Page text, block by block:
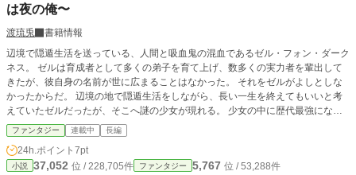
は夜の俺〜
渡琉兎
書籍情報
辺境で隠遁生活を送っている、人間と吸血鬼の混血であるゼル・フォン・ダーク
ネス。 ゼルは育成者として多くの弟子を育て上げ、数多くの実力者を輩出して
きたが、彼自身の名前が世に広まることはなかった。 それをゼルがよしとしな
かったからだ。 辺境の地で隠遁生活をしながら、長い一生を終えてもいいと考
えていたゼルだったが、そこへ謎の少女が現れる。 少女の中に歴代最強になり
得る才能を確認したゼルは、少女――アリアを最後の弟子にと決めて、彼女を育
て、どれだけの高みまで至れるのか、育成者として確かめることにした。 混血
の育成者ゼルと、歴代最強の才能を秘めたアリア。 これは、日の下では力を発
揮できない育成者と、新たに誕生する英雄の物語。 ※アルファポリス、カクヨ
ファンタジー 連載中 長編
24h.ポイント 7pt
小説 37,052 位 / 228,705件 ファンタジー 5,767 位 / 53,288件